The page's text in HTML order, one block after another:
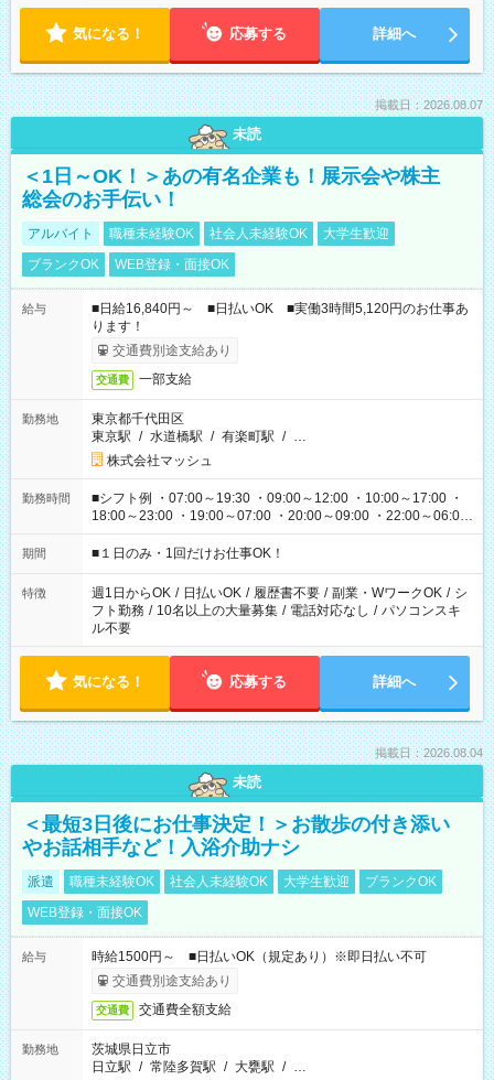
気になる！ 応募する 詳細へ
掲載日：2026.08.07
未読
＜1日～OK！＞あの有名企業も！展示会や株主
総会のお手伝い！
アルバイト 職種未経験OK 社会人未経験OK
大学生歓迎
ブランクOK
WEB登録・面接OK
給与
■日給16,840円～ ■日払いOK ■実働3時間5,120円のお仕事あ
ります！
交通費別途支給あり
交通費 一部支給
勤務地
東京都千代田区
東京駅 / 水道橋駅 / 有楽町駅 / …
株式会社マッシュ
勤務時間
■シフト例 ・07:00～19:30 ・09:00～12:00 ・10:00～17:00 ・
18:00～23:00 ・19:00～07:00 ・20:00～09:00 ・22:00～06:00
etc ★最短で3時間で5,120円のお仕事から 15時間で2万円近く稼
げるお仕事も！ ご希望のお時間に合わせてご紹介！ ※シフトは
ください！
期間 ■１日のみ・1回だけお仕事OK！
特徴 週1日からOK / 日払いOK / 履歴書不要 / 副業・WワークOK / シ
フト勤務 / 10名以上の大量募集 / 電話対応なし / パソコンスキ
ル不要
気になる！ 応募する 詳細へ
掲載日：2026.08.04
未読
＜最短3日後にお仕事決定！＞お散歩の付き添い
やお話相手など！入浴介助ナシ
派遣 職種未経験OK 社会人未経験OK 大学生歓迎
ブランクOK
WEB登録・面接OK
給与
時給1500円～ ■日払いOK（規定あり）※即日払い不可
交通費別途支給あり
交通費 交通費全額支給
勤務地
茨城県日立市
日立駅 / 常陸多賀駅 / 大甕駅 / …